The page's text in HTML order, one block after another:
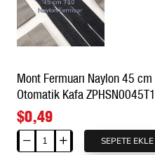
Mont Fermuarı Naylon 45
Otomatik Kafa
$0,49
Mont
SEPETE EKLE